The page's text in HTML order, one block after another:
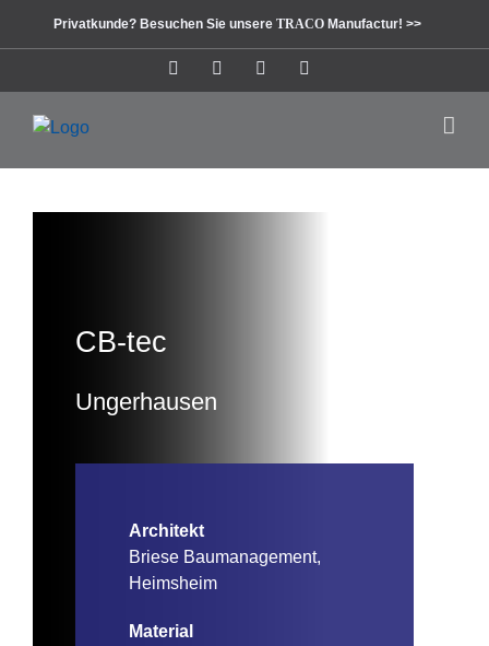
Privatkunde? Besuchen Sie unsere TRACO Manufactur! >>
InstagramFacebookPinterest
CB-tec
Ungerhausen
Architekt
Briese Baumanagement,
Heimsheim
Material